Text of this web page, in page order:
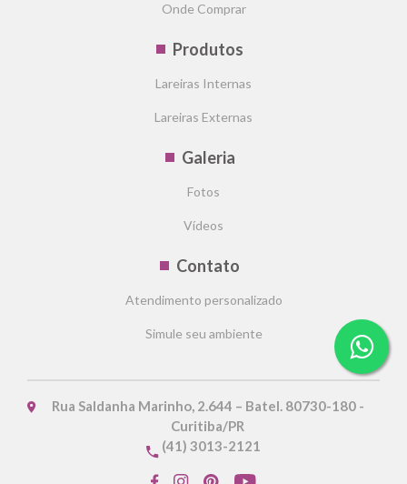
Onde Comprar
Produtos
Lareiras Internas
Lareiras Externas
Galeria
Fotos
Vídeos
Contato
Atendimento personalizado
Simule seu ambiente
Rua Saldanha Marinho, 2.644 – Batel. 80730-180 -
Curitiba/PR
(41) 3013-2121